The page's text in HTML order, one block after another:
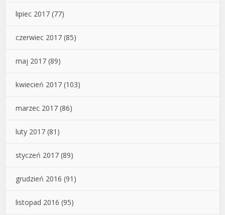
lipiec 2017 (77)
czerwiec 2017 (85)
maj 2017 (89)
kwiecień 2017 (103)
marzec 2017 (86)
luty 2017 (81)
styczeń 2017 (89)
grudzień 2016 (91)
listopad 2016 (95)